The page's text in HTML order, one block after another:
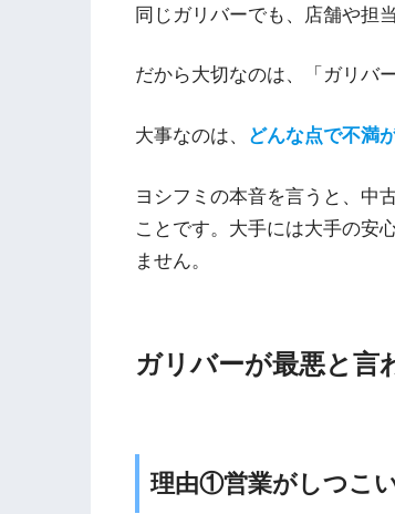
同じガリバーでも、店舗や担
だから大切なのは、「ガリバ
大事なのは、 どんな点で不満
ヨシフミの本音を言うと、中
ことです。大手には大手の安
ません。
ガリバーが最悪と言
理由①営業がしつこ